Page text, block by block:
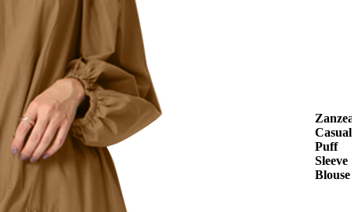
Zanzea
Casual
Puff
Sleeve
Blouse